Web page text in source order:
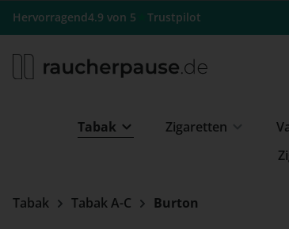
Hauptinhalt springen
Zur Suche springen
Zur Hauptnavigation springen
Hervorragend4.9 von 5 Trustpilot
Tabak Zigaretten
Tabak Tabak A-C Burton